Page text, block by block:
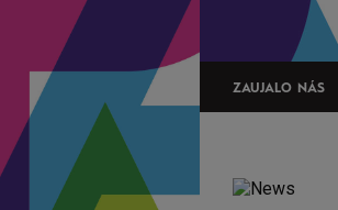
ZAUJALO NÁS